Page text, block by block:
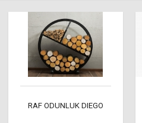
RAF ODUNLUK DIEGO